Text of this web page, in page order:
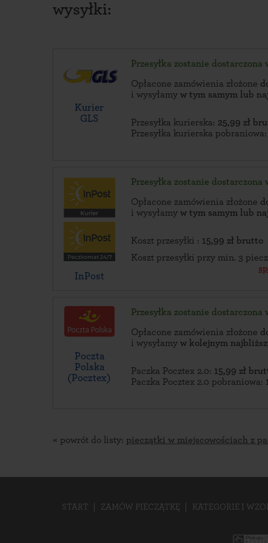
wysyłki:
Kurier
GLS
Przesyłka zostanie dostarczona
Opłacone zamówienia złożone
i wysyłamy w tym samym lub
Przesyłka kurierska: 25,99 zł
Przesyłka kurierska pobraniowa:
InPost
Przesyłka zostanie dostarczona
Opłacone zamówienia złożone
i wysyłamy w tym samym lub
Koszt przesyłki : 15,99 zł brutto
Koszt przesyłki przy min. 3
Poczta
Polska
(Pocztex)
Przesyłka zostanie dostarczona
Opłacone zamówienia złożone
i wysyłamy w kolejnym
Paczka Pocztex 2.0: 15,99 zł
Paczka Pocztex 2.0 pobraniowa:
« powrót do listy: pieczątki w miejscowościach z
START ZAMÓW PIECZĄTKĘ KATEGORIE I